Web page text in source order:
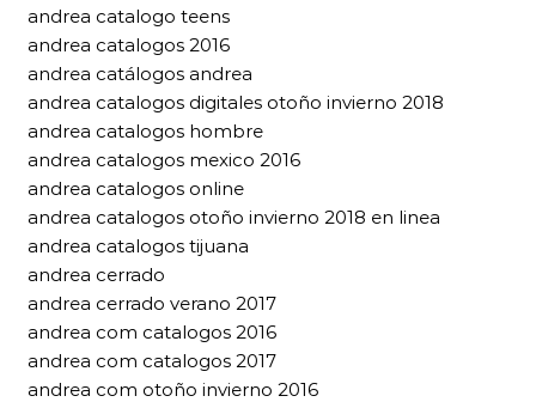
andrea catalogo teens
andrea catalogos 2016
andrea catálogos andrea
andrea catalogos digitales otoño invierno 2018
andrea catalogos hombre
andrea catalogos mexico 2016
andrea catalogos online
andrea catalogos otoño invierno 2018 en linea
andrea catalogos tijuana
andrea cerrado
andrea cerrado verano 2017
andrea com catalogos 2016
andrea com catalogos 2017
andrea com otoño invierno 2016